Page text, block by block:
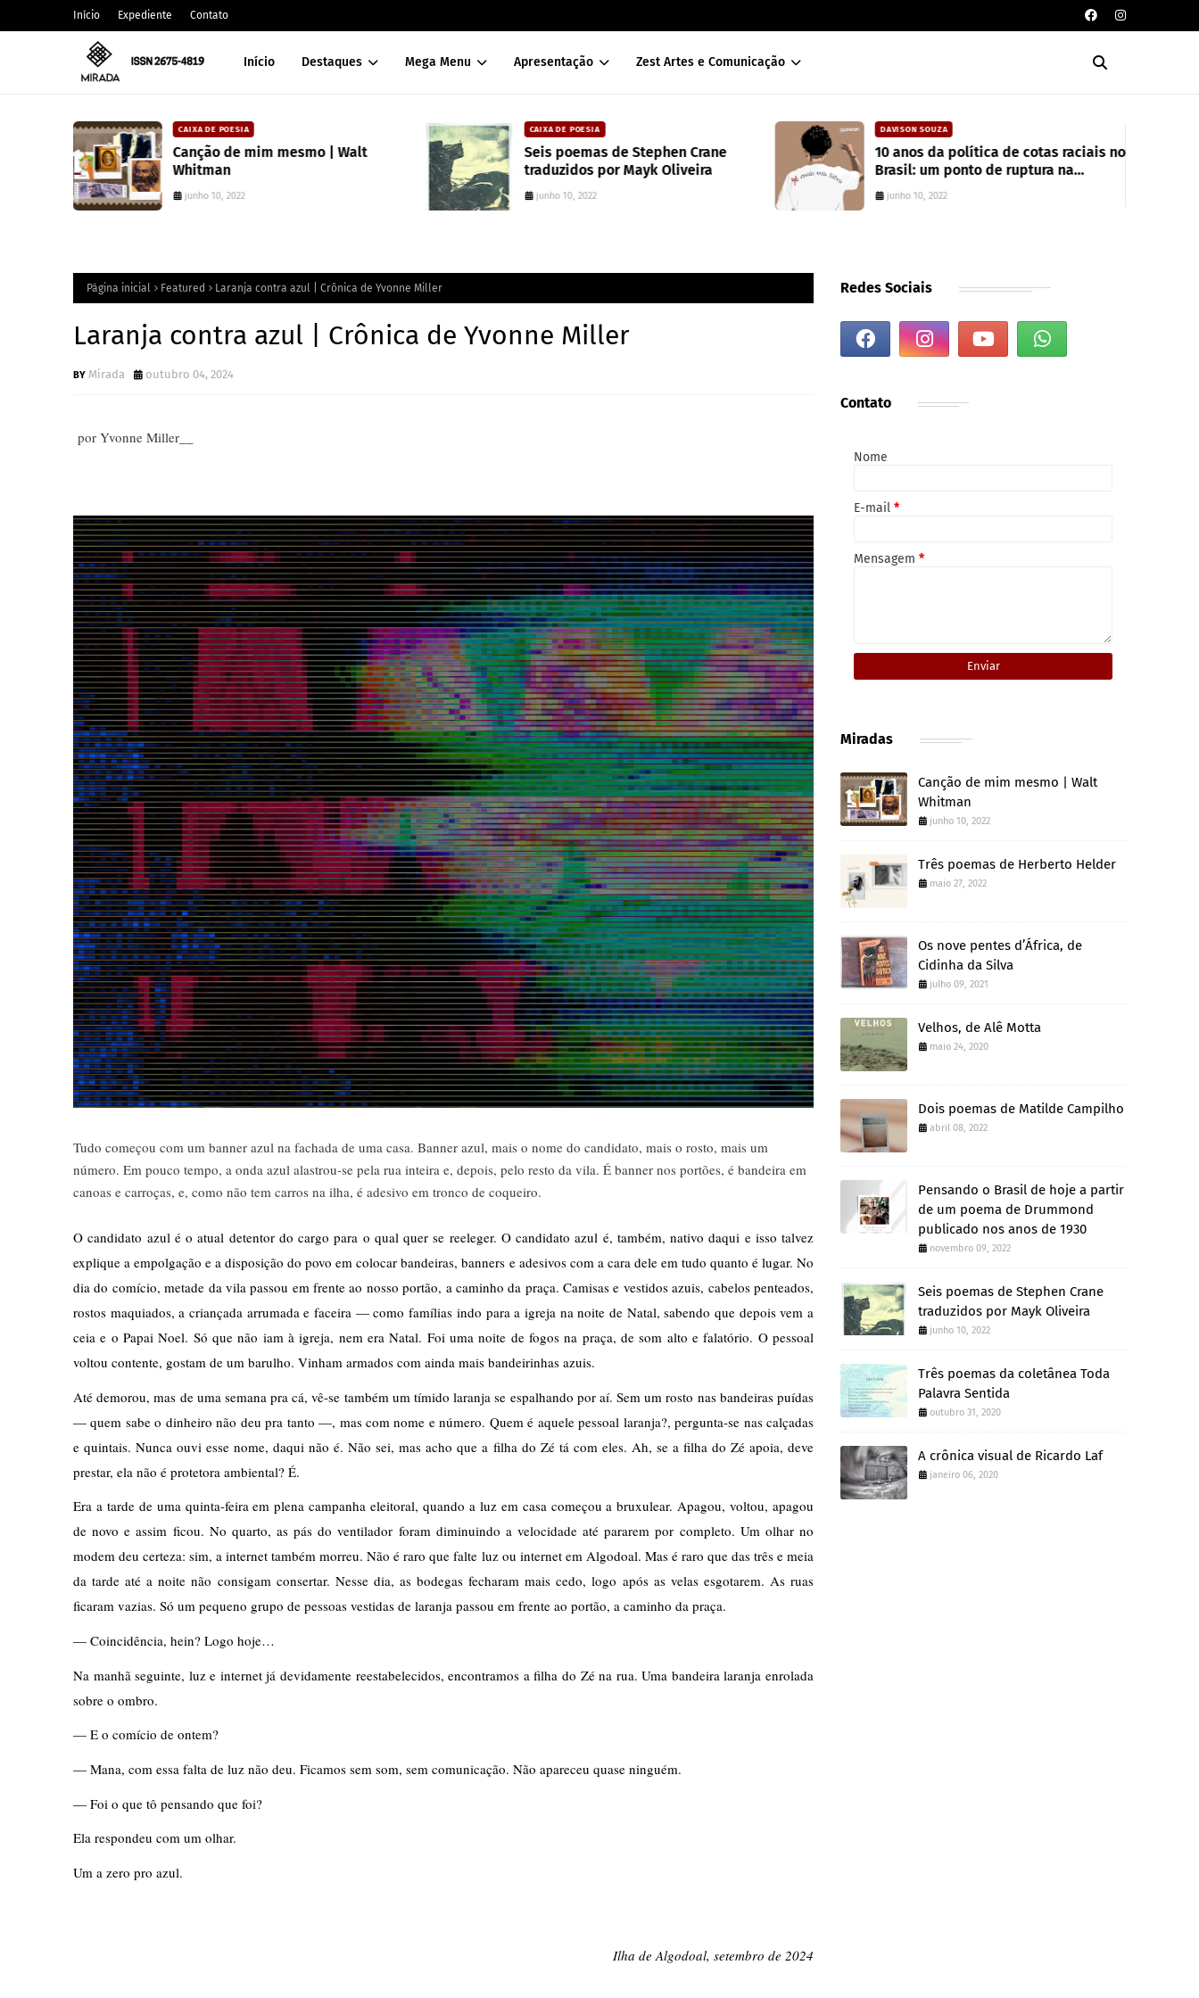
Início Expediente Contato
Início Destaques Mega Menu Apresentação Zest Artes e Comunicação
CAIXA DE POESIA
Canção de mim mesmo | Walt
Whitman
junho 10, 2022
CAIXA DE POESIA
Seis poemas de Stephen Crane
traduzidos por Mayk Oliveira
junho 10, 2022
DAVISON SOUZA
10 anos da política de cotas raciais no
Brasil: um ponto de ruptura na
colonialidade
junho 10, 2022
Página inicial Featured Laranja contra azul | Crônica de Yvonne Miller
Laranja contra azul | Crônica de Yvonne Miller
Mirada outubro 04, 2024
por Yvonne Miller__
Tudo começou com um banner azul na fachada de uma casa. Banner azul, mais o nome do candidato, mais o rosto, mais um
número. Em pouco tempo, a onda azul alastrou-se pela rua inteira e, depois, pelo resto da vila. É banner nos portões, é bandeira em
canoas e carroças, e, como não tem carros na ilha, é adesivo em tronco de coqueiro.
O candidato azul é o atual detentor do cargo para o qual quer se reeleger. O candidato azul é, também, nativo daqui e isso talvez
explique a empolgação e a disposição do povo em colocar bandeiras, banners e adesivos com a cara dele em tudo quanto é lugar. No
dia do comício, metade da vila passou em frente ao nosso portão, a caminho da praça. Camisas e vestidos azuis, cabelos penteados,
rostos maquiados, a criançada arrumada e faceira — como famílias indo para a igreja na noite de Natal, sabendo que depois vem a
ceia e o Papai Noel. Só que não iam à igreja, nem era Natal. Foi uma noite de fogos na praça, de som alto e falatório. O pessoal
voltou contente, gostam de um barulho. Vinham armados com ainda mais bandeirinhas azuis.
Até demorou, mas de uma semana pra cá, vê-se também um tímido laranja se espalhando por aí. Sem um rosto nas bandeiras puídas
— quem sabe o dinheiro não deu pra tanto —, mas com nome e número. Quem é aquele pessoal laranja?, pergunta-se nas calçadas
e quintais. Nunca ouvi esse nome, daqui não é. Não sei, mas acho que a filha do Zé tá com eles. Ah, se a filha do Zé apoia, deve
prestar, ela não é protetora ambiental? É.
Era a tarde de uma quinta-feira em plena campanha eleitoral, quando a luz em casa começou a bruxulear. Apagou, voltou, apagou
de novo e assim ficou. No quarto, as pás do ventilador foram diminuindo a velocidade até pararem por completo. Um olhar no
modem deu certeza: sim, a internet também morreu. Não é raro que falte luz ou internet em Algodoal. Mas é raro que das três e meia
da tarde até a noite não consigam consertar. Nesse dia, as bodegas fecharam mais cedo, logo após as velas esgotarem. As ruas
ficaram vazias. Só um pequeno grupo de pessoas vestidas de laranja passou em frente ao portão, a caminho da praça.
— Coincidência, hein? Logo hoje…
Na manhã seguinte, luz e internet já devidamente reestabelecidos, encontramos a filha do Zé na rua. Uma bandeira laranja enrolada
sobre o ombro.
— E o comício de ontem?
— Mana, com essa falta de luz não deu. Ficamos sem som, sem comunicação. Não apareceu quase ninguém.
— Foi o que tô pensando que foi?
Ela respondeu com um olhar.
Um a zero pro azul.
Ilha de Algodoal, setembro de 2024
Redes Sociais
Contato
Nome
E-mail *
Mensagem *
Miradas
Canção de mim mesmo | Walt
Whitman
junho 10, 2022
Três poemas de Herberto Helder
maio 27, 2022
Os nove pentes d’África, de
Cidinha da Silva
julho 09, 2021
Velhos, de Alê Motta
maio 24, 2020
Dois poemas de Matilde Campilho
abril 08, 2022
Pensando o Brasil de hoje a partir
de um poema de Drummond
publicado nos anos de 1930
novembro 09, 2022
Seis poemas de Stephen Crane
traduzidos por Mayk Oliveira
junho 10, 2022
Três poemas da coletânea Toda
Palavra Sentida
outubro 31, 2020
A crônica visual de Ricardo Laf
janeiro 06, 2020